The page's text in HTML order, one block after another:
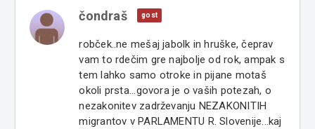
čondraš gost
robček..ne mešaj jabolk in hruške, čeprav
vam to rdečim gre najbolje od rok, ampak s
tem lahko samo otroke in pijane motaš
okoli prsta...govora je o vaših potezah, o
nezakonitev zadrževanju NEZAKONITIH
migrantov v PARLAMENTU R. Slovenije...kaj